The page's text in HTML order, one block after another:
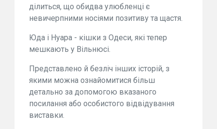
ділиться, що обидва улюбленці є
невичерпними носіями позитиву та щастя.
Юда і Нуара - кішки з Одеси, які тепер
мешкають у Вільнюсі.
Представлено й безліч інших історій, з
якими можна ознайомитися більш
детально за допомогою вказаного
посилання або особистого відвідування
виставки.